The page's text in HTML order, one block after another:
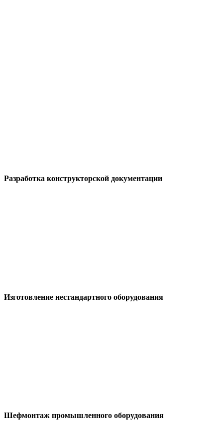
Разработка конструкторской документации
Изготовление нестандартного оборудования
Шефмонтаж промышленного оборудования